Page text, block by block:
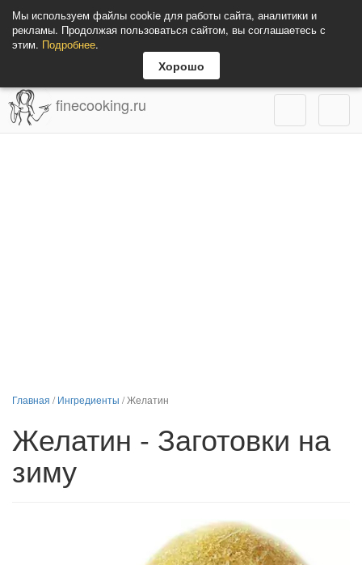
Мы используем файлы cookie для работы сайта, аналитики и
рекламы. Продолжая пользоваться сайтом, вы соглашаетесь с
этим. Подробнее.
Хорошо
finecooking.ru
Главная /Ингредиенты /Желатин
Желатин - Заготовки на
зиму